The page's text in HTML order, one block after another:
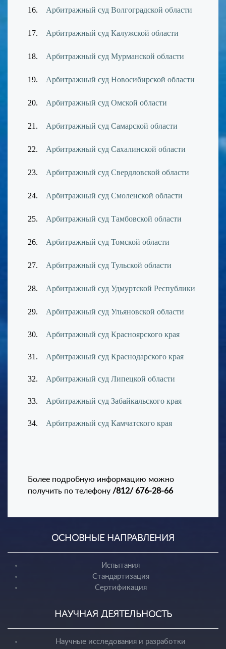
16. Арбитражный суд Волгоградской области
17. Арбитражный суд Калужской области
18. Арбитражный суд Мурманской области
19. Арбитражный суд Новосибирской области
20. Арбитражный суд Омской области
21. Арбитражный суд Самарской области
22. Арбитражный суд Сахалинской области
23. Арбитражный суд Свердловской области
24. Арбитражный суд Смоленской области
25. Арбитражный суд Тамбовской области
26. Арбитражный суд Томской области
27. Арбитражный суд Тульской области
28. Арбитражный суд Удмуртской Республики
29. Арбитражный суд Ульяновской области
30. Арбитражный суд Красноярского края
31. Арбитражный суд Краснодарского края
32. Арбитражный суд Липецкой области
33. Арбитражный суд Забайкальского края
34. Арбитражный суд Камчатского края
Более подробную информацию можно
получить по телефону /812/ 676-28-66
ОСНОВНЫЕ НАПРАВЛЕНИЯ
Испытания
Стандартизация
Сертификация
НАУЧНАЯ ДЕЯТЕЛЬНОСТЬ
Научные исследования и разработки